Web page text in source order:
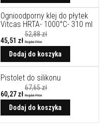
Ognioodporny klej do płytek
Vitcas HRTA- 1000°C- 310 ml
Cena
promocyjna
45,51 zł Regular Price
52,88 zł
Dodaj do koszyka
Pistolet do silikonu
Cena
promocyjna
60,27 zł Regular Price
67,65 zł
Dodaj do koszyka